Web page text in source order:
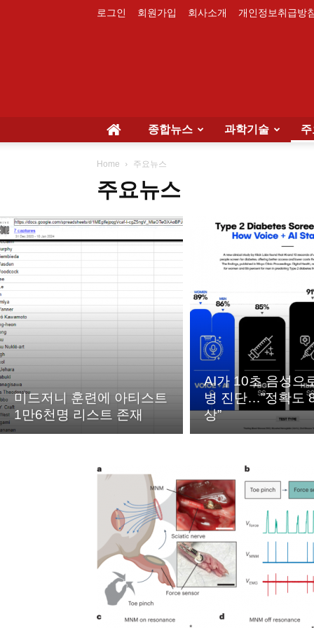
로그인 회원가입 회사소개 개인정보취급방
종합뉴스 과학기술
Home 주요뉴스
주요뉴스
미드저니 훈련에 아티스트
1만6천명 리스트 존재
AI가 10초 음성으
병 진단…”정확도
상”